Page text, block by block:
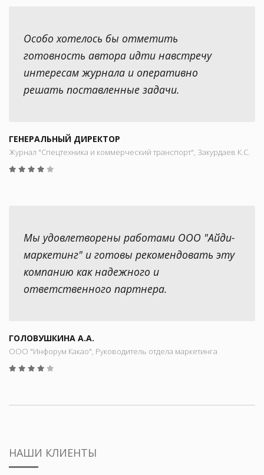
Особо хотелось бы отметить
готовность автора идти навстречу
интересам журнала и оперативно
решать поставленные задачи.
ГЕНЕРАЛЬНЫЙ ДИРЕКТОР
Журнал "Спецтехника и коммерческий транспорт", Закурдаев К.С.
Мы удовлетворены работами ООО "Айди-
маркетинг" и готовы рекомендовать эту
компанию как надежного и
ответственного партнера.
ГОЛОВУШКИНА А.А.
ООО "Инфорум Какао", Руководитель отдела маркетинга
НАШИ КЛИЕНТЫ